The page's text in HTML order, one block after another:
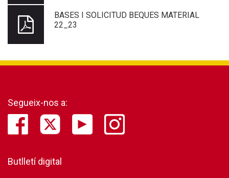
BASES I SOLICITUD BEQUES MATERIAL
22_23
Segueix-nos a:
Butlletí digital